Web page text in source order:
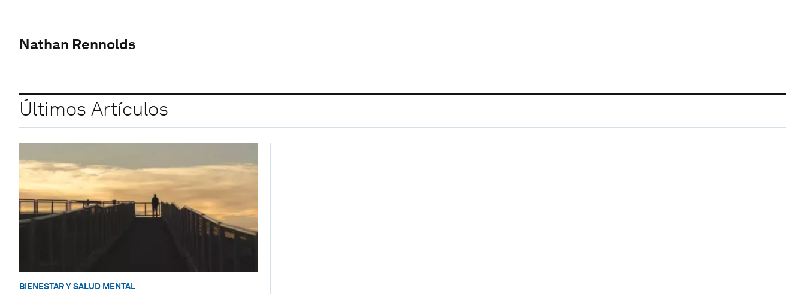
Nathan Rennolds
Últimos Artículos
BIENESTAR Y SALUD MENTAL